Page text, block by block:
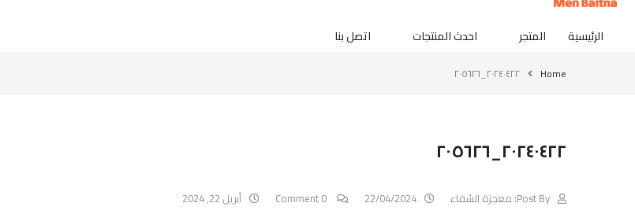
الرئيسية المتجر احدث المنتجات اتصل بنا
Home ٢٠٢٤٠٤٢٢_٢٠٥٦٢٦
٢٠٢٤٠٤٢٢_٢٠٥٦٢٦
Post By: معجزة الشفاء 22/04/2024 أبريل 22, 2024